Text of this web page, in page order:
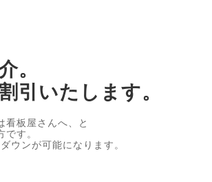
。
引いたします。
看板屋さんへ、と
す。
ウンが可能になります。